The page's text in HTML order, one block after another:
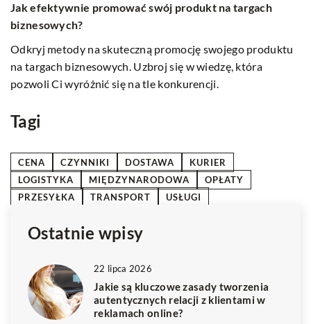
w kampaniach online?
klientów w internecie, zwiększając efektywność kampanii
marketingowych dzięki sprawdzonym strategiom i
narzędziom.
Tagi
CENA CZYNNIKI DOSTAWA
KURIER
LOGISTYKA
MIĘDZYNARODOWA
OPŁATY
PRZESYŁKA
TRANSPORT USŁUGI
Ostatnie wpisy
22 lipca 2026
Jakie są kluczowe zasady tworzenia
autentycznych relacji z klientami w
reklamach online?